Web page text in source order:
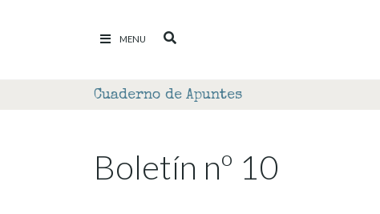
MENU
Cuaderno de Apuntes
Boletí­n nº 10